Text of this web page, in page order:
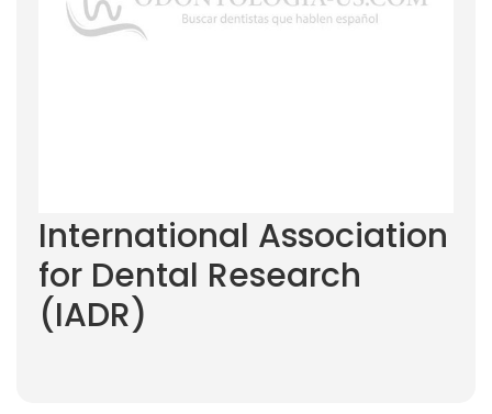
International Association
for Dental Research
(IADR)